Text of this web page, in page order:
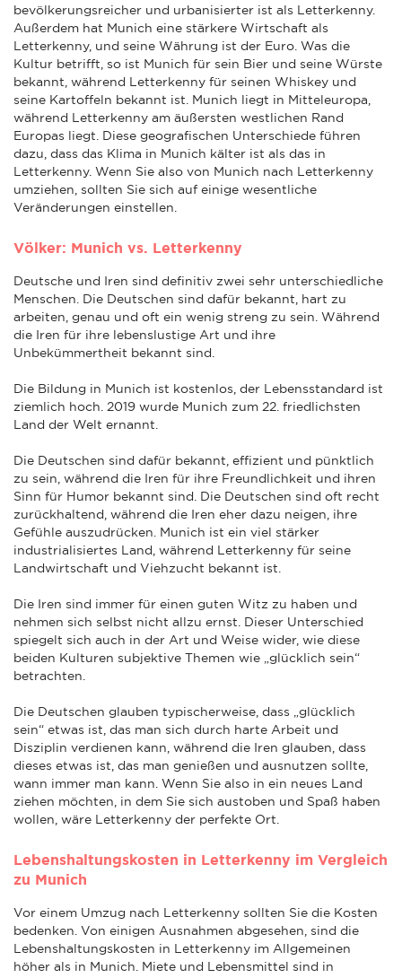
bevölkerungsreicher und urbanisierter ist als Letterkenny.
Außerdem hat Munich eine stärkere Wirtschaft als
Letterkenny, und seine Währung ist der Euro. Was die
Kultur betrifft, so ist Munich für sein Bier und seine Würste
bekannt, während Letterkenny für seinen Whiskey und
seine Kartoffeln bekannt ist. Munich liegt in Mitteleuropa,
während Letterkenny am äußersten westlichen Rand
Europas liegt. Diese geografischen Unterschiede führen
dazu, dass das Klima in Munich kälter ist als das in
Letterkenny. Wenn Sie also von Munich nach Letterkenny
umziehen, sollten Sie sich auf einige wesentliche
Veränderungen einstellen.
Völker: Munich vs. Letterkenny
Deutsche und Iren sind definitiv zwei sehr unterschiedliche
Menschen. Die Deutschen sind dafür bekannt, hart zu
arbeiten, genau und oft ein wenig streng zu sein. Während
die Iren für ihre lebenslustige Art und ihre
Unbekümmertheit bekannt sind.
Die Bildung in Munich ist kostenlos, der Lebensstandard ist
ziemlich hoch. 2019 wurde Munich zum 22. friedlichsten
Land der Welt ernannt.
Die Deutschen sind dafür bekannt, effizient und pünktlich
zu sein, während die Iren für ihre Freundlichkeit und ihren
Sinn für Humor bekannt sind. Die Deutschen sind oft recht
zurückhaltend, während die Iren eher dazu neigen, ihre
Gefühle auszudrücken. Munich ist ein viel stärker
industrialisiertes Land, während Letterkenny für seine
Landwirtschaft und Viehzucht bekannt ist.
Die Iren sind immer für einen guten Witz zu haben und
nehmen sich selbst nicht allzu ernst. Dieser Unterschied
spiegelt sich auch in der Art und Weise wider, wie diese
beiden Kulturen subjektive Themen wie „glücklich sein“
betrachten.
Die Deutschen glauben typischerweise, dass „glücklich
sein“ etwas ist, das man sich durch harte Arbeit und
Disziplin verdienen kann, während die Iren glauben, dass
dieses etwas ist, das man genießen und ausnutzen sollte,
wann immer man kann. Wenn Sie also in ein neues Land
ziehen möchten, in dem Sie sich austoben und Spaß haben
wollen, wäre Letterkenny der perfekte Ort.
Lebenshaltungskosten in Letterkenny im Vergleich
zu Munich
Vor einem Umzug nach Letterkenny sollten Sie die Kosten
bedenken. Von einigen Ausnahmen abgesehen, sind die
Lebenshaltungskosten in Letterkenny im Allgemeinen
höher als in Munich. Miete und Lebensmittel sind in